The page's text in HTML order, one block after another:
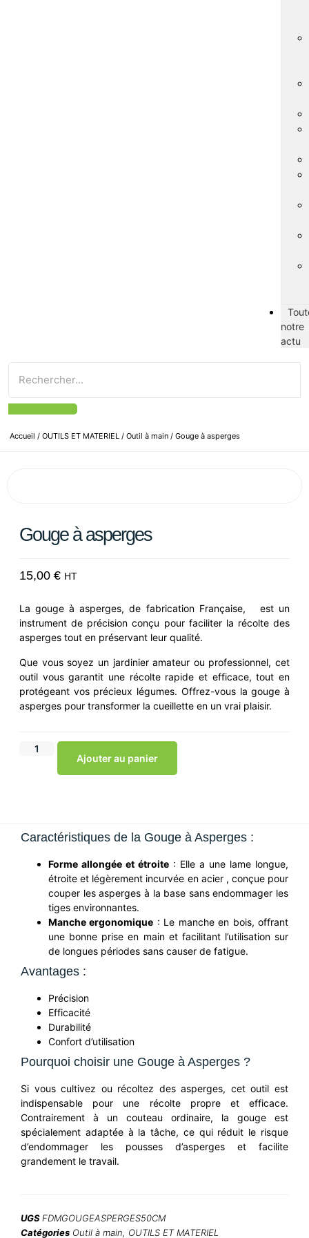
notre
actu
Accueil / OUTILS ET MATERIEL / Outil à main / Gouge à asperges
Gouge à asperges
15,00 € HT
La gouge à asperges, de fabrication Française, est un
instrument de précision conçu pour faciliter la récolte des
asperges tout en préservant leur qualité.
Que vous soyez un jardinier amateur ou professionnel, cet
outil vous garantit une récolte rapide et efficace, tout en
protégeant vos précieux légumes. Offrez-vous la gouge à
asperges pour transformer la cueillette en un vrai plaisir.
Ajouter au panier
Caractéristiques de la Gouge à Asperges :
Forme allongée et étroite : Elle a une lame longue,
étroite et légèrement incurvée en acier , conçue pour
couper les asperges à la base sans endommager les
tiges environnantes.
Manche ergonomique : Le manche en bois, offrant
une bonne prise en main et facilitant l’utilisation sur
de longues périodes sans causer de fatigue.
Avantages :
Précision
Efficacité
Durabilité
Confort d’utilisation
Pourquoi choisir une Gouge à Asperges ?
Si vous cultivez ou récoltez des asperges, cet outil est
indispensable pour une récolte propre et efficace.
Contrairement à un couteau ordinaire, la gouge est
spécialement adaptée à la tâche, ce qui réduit le risque
d’endommager les pousses d’asperges et facilite
grandement le travail.
UGSFDMGOUGEASPERGES50CM
Catégories Outil à main, OUTILS ET MATERIEL